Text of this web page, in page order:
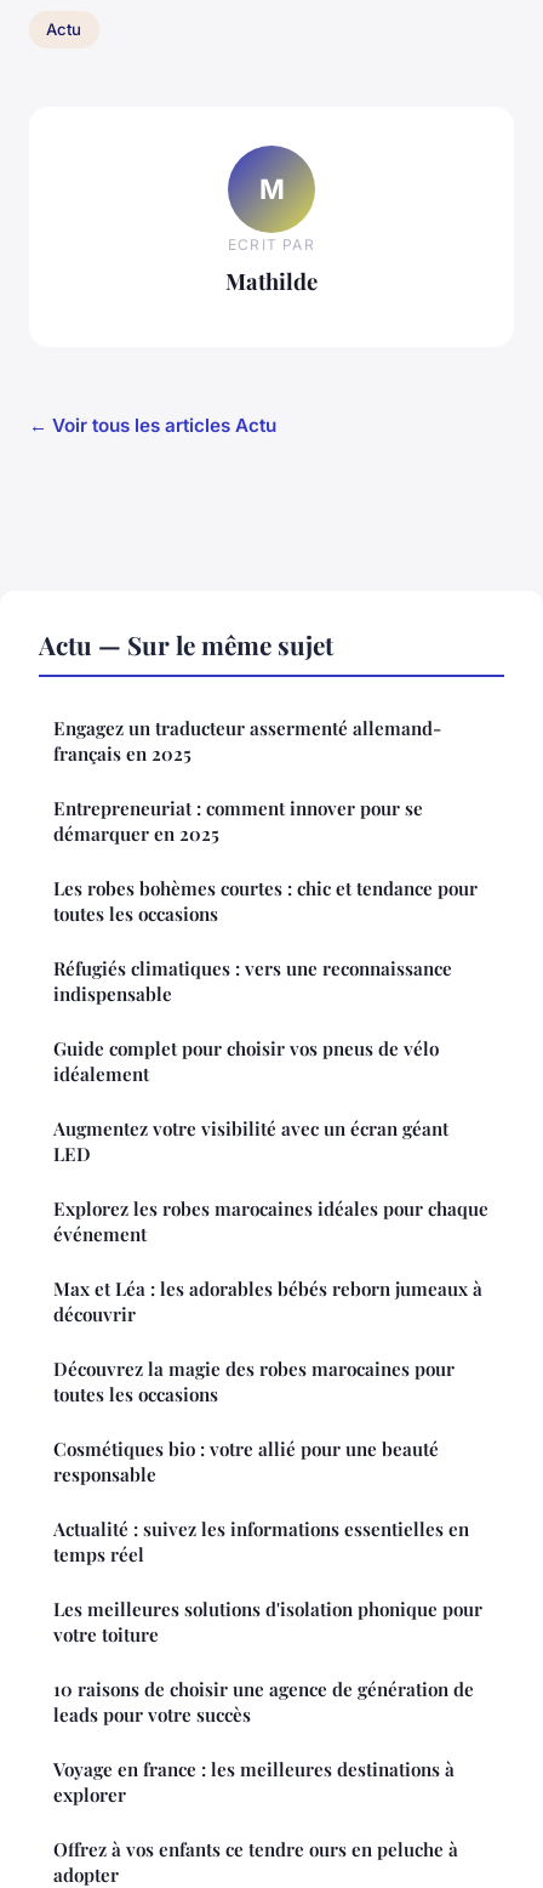
Actu
M
ECRIT PAR
Mathilde
← Voir tous les articles Actu
Actu — Sur le même sujet
Engagez un traducteur assermenté allemand-
français en 2025
Entrepreneuriat : comment innover pour se
démarquer en 2025
Les robes bohèmes courtes : chic et tendance pour
toutes les occasions
Réfugiés climatiques : vers une reconnaissance
indispensable
Guide complet pour choisir vos pneus de vélo
idéalement
Augmentez votre visibilité avec un écran géant
LED
Explorez les robes marocaines idéales pour chaque
événement
Max et Léa : les adorables bébés reborn jumeaux à
découvrir
Découvrez la magie des robes marocaines pour
toutes les occasions
Cosmétiques bio : votre allié pour une beauté
responsable
Actualité : suivez les informations essentielles en
temps réel
Les meilleures solutions d'isolation phonique pour
votre toiture
10 raisons de choisir une agence de génération de
leads pour votre succès
Voyage en france : les meilleures destinations à
explorer
Offrez à vos enfants ce tendre ours en peluche à
adopter